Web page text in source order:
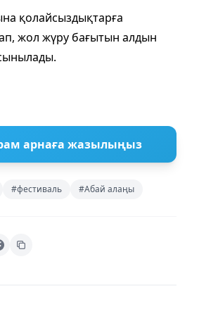
қолайсыздықтарға
жол жүру бағытын алдын
арнаға жазылыңыз
#фестиваль #Абай алаңы